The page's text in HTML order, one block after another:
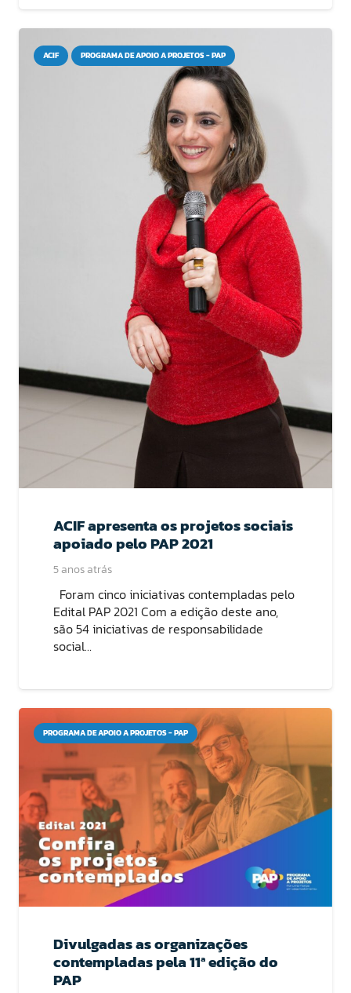
ACIF PROGRAMA DE APOIO A PROJETOS - PAP
ACIF apresenta os projetos sociais
apoiado pelo PAP 2021
5 anos atrás
Foram cinco iniciativas contempladas pelo
Edital PAP 2021 Com a edição deste ano,
são 54 iniciativas de responsabilidade
social…
PROGRAMA DE APOIO A PROJETOS - PAP
Divulgadas as organizações
contempladas pela 11ª edição do
PAP